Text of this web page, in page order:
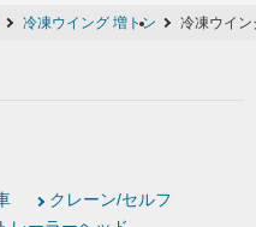
冷凍ウイング 増トン 冷凍ウイ
クレーン/セルフ